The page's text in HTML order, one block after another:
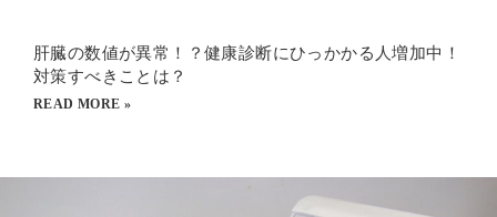
肝臓の数値が異常！？健康診断にひっかかる人増加中！
対策すべきことは？
READ MORE »